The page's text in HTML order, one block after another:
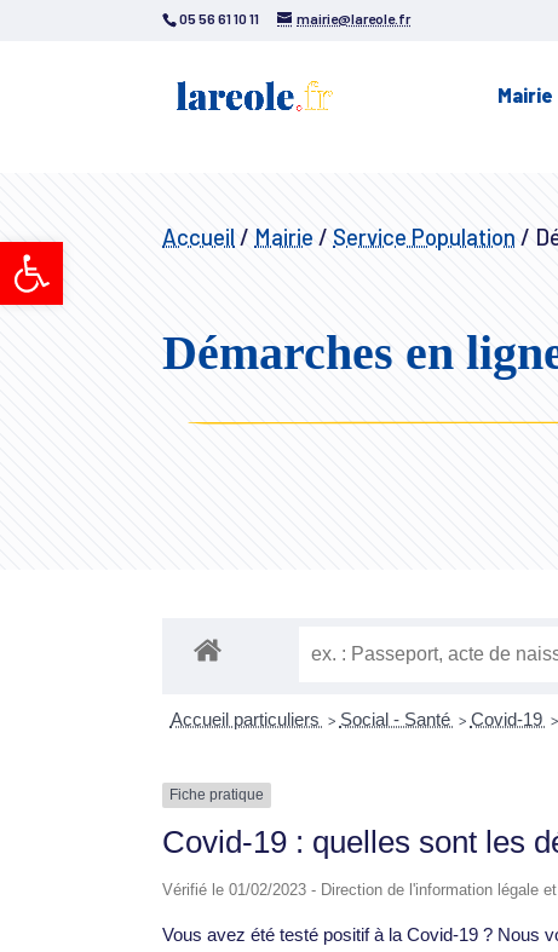
Ouvrir la barre d’outils
05 56 61 10 11 mairie@lareole.fr
Mairie
Accueil / Mairie / Service Population /
Démarches en
Accueil particuliers > Social - Santé > Covid-19 >
Fiche pratique
Covid-19 : quelles sont les
Vérifié le 01/02/2023 - Direction de l'information légale
Vous avez été testé positif à la Covid-19 ? Nous